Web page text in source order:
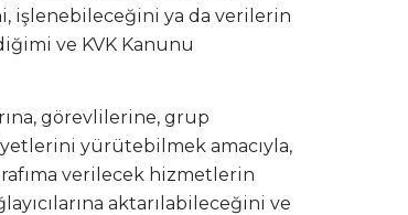
işlenebileceğini ya da verilerin
ve KVK Kanunu
görevlilerine, grup
yürütebilmek amacıyla,
verilecek hizmetlerin
aktarılabileceğini ve